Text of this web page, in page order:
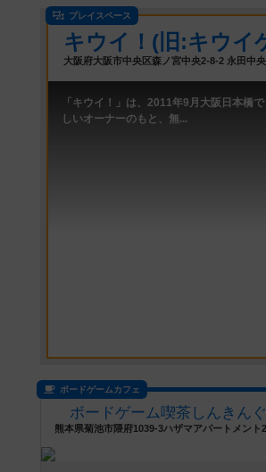
プレイスペース
キウイ！(旧:キウイ
大阪府大阪市中央区森ノ宮中央2-8-2 永田中
「キウイ！」は、2011年9月大阪日本橋
しいオーナーのもと、無...
ボードゲームカフェ
ボードゲーム喫茶しんきんぐ